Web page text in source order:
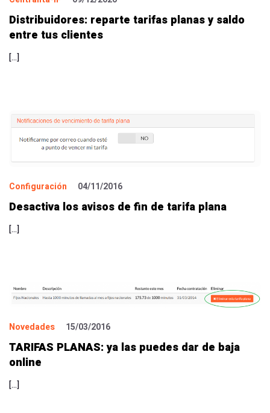
Distribuidores: reparte tarifas planas y saldo
entre tus clientes
[…]
Configuración 04/11/2016
Desactiva los avisos de fin de tarifa plana
[…]
Novedades 15/03/2016
TARIFAS PLANAS: ya las puedes dar de baja
online
[…]